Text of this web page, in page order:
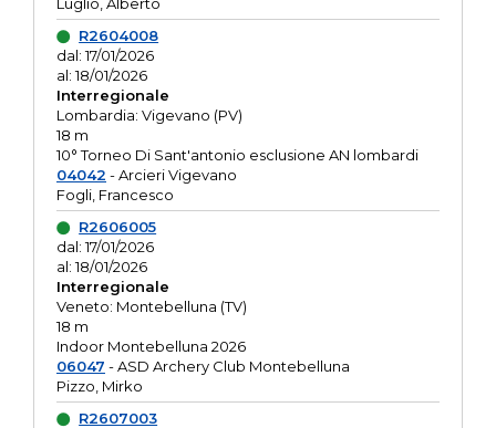
R2604008
dal: 17/01/2026
al: 18/01/2026
Interregionale
Lombardia: Vigevano (PV)
18 m
10° Torneo Di Sant'antonio esclusione AN lombardi
04042 - Arcieri Vigevano
Fogli, Francesco
R2606005
dal: 17/01/2026
al: 18/01/2026
Interregionale
Veneto: Montebelluna (TV)
18 m
Indoor Montebelluna 2026
06047 - ASD Archery Club Montebelluna
Pizzo, Mirko
R2607003